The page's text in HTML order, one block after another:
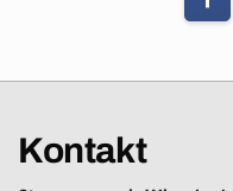
Kontakt